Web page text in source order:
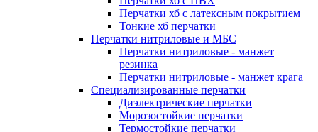
Перчатки хб с латексным покрытием
Тонкие хб перчатки
Перчатки нитриловые и МБС
Перчатки нитриловые - манжет
резинка
Перчатки нитриловые - манжет крага
Специализированные перчатки
Диэлектрические перчатки
Морозостойкие перчатки
Термостойкие перчатки